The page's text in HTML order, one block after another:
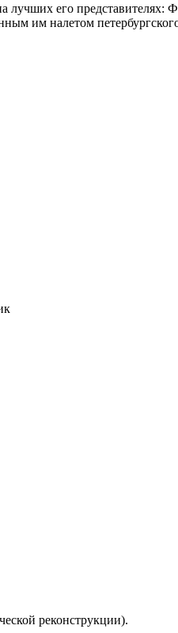
лучших его
им налетом
реконструкции).